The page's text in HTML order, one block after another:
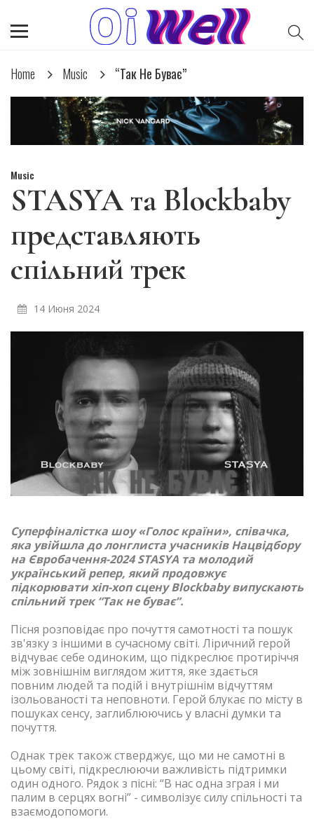
Home Music “Так Не Буває”
Music
STASYA та Blockbaby
представляють
спільний трек
14 Июня 2024
Суперфіналістка шоу «Голос країни», співачка,
яка увійшла до лонглиста учасників Нацвідбору
на Євробачення-2024 STASYA та молодий
український репер, який продовжує
підкорювати хіп-хоп сцену Blockbaby випускають
спільний трек “Так не буває”.
Пісня розповідає про почуття самотності та пошук
зв'язку з іншими в сучасному світі. Ліричний герой
відчуває себе одиноким, що підкреслює протиріччя
між зовнішнім виглядом життя, яке здається
повним людей та подій і внутрішнім відчуттям
ізольованості та неповноти. Герой блукає по місту в
пошуках сенсу, заглиблюючись у власні думки та
почуття.
Однак трек також стверджує, що ми не самотні в
цьому світі, підкреслюючи важливість підтримки
один одного. Рядок з пісні: “В нас одна зграя і ми
палим в серцях вогні” - символізує силу спільності та
взаємодопомоги.